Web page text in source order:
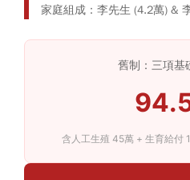
家庭組成：李先生 (4.2萬) &
舊制：三項基
含人工生殖 45萬 + 生育給付